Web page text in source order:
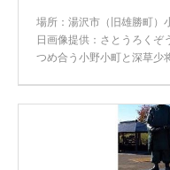
場所：湯沢市（旧雄勝町）
日画像提供：さとうろく
つめ合う小野小町と深草少